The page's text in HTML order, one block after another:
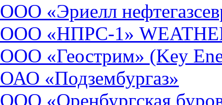
ООО «Эриелл
ООО «НПРС-1»
ООО «Геострим» (Key
ОАО «Подзембургаз»
ООО «Оренбургская